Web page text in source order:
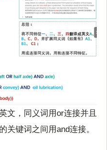
文，同义词用or连接并且
关键词之间用and连接。